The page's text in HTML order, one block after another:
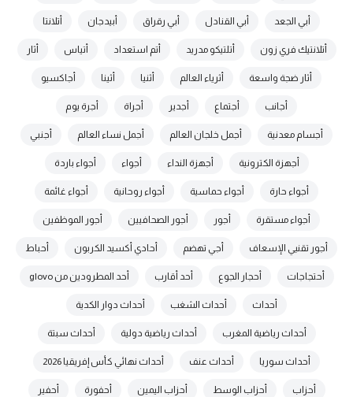
أبي الجعد أبي القنادل أبي رقراق أبيدجان أتلانتا
أتلانتيك فري زون أتلتيكو مدريد أتم استعداد أتياس أثار
أثار ضجة واسعة أثرياء العالم أثنيا أثينا أجاكسيو
أجانب أجتماع أجدير أجراة أجرة يوم
أجسام معدنية أجمل خلجان العالم أجمل نساء العالم أجنبي
أجهزة الكترونية أجهزة النداء أجواء أجواء باردة
أجواء حارة أجواء حماسية أجواء روحانية أجواء غائمة
أجواء مستقرة أجور أجور الصحافيين أجور الموظفين
أجور تقنيي الإسعاف أجي تهضم أحادي أكسيد الكربون أحباط
أحتجاجات أحجار الجوع أحد أقارب أحد المطرودين من glovo
أحداث أحداث الشغب أحداث دوار الكدية
أحداث رياضية المغرب أحداث رياضية دولية أحداث سبتة
أحداث سوريا أحداث عنف أحداث نهائي كأس إفريقيا 2026
أحزاب أحزاب الوسط أحزاب اليمين أحفورة أحفير